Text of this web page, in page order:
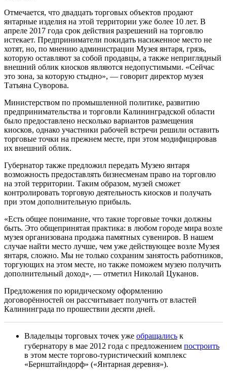
Отмечается, что двадцать торговых объектов продают
янтарные изделия на этой территории уже более 10 лет. В
апреле 2017 года срок действия разрешений на торговлю
истекает. Предприниматели покидать насиженное место не
хотят, но, по мнению администрации Музея янтаря, грязь,
которую оставляют за собой продавцы, а также неприглядный
внешний облик киосков являются недопустимыми. «Сейчас
это зона, за которую стыдно», — говорит директор музея
Татьяна Суворова.
Министерством по промышленной политике, развитию
предпринимательства и торговли Калининградской области
было предоставлено несколько вариантов размещения
киосков, однако участники рабочей встречи решили оставить
торговые точки на прежнем месте, при этом модифицировав
их внешний облик.
Губернатор также предложил передать Музею янтаря
возможность предоставлять бизнесменам право на торговлю
на этой территории. Таким образом, музей сможет
контролировать торговую деятельность киосков и получать
при этом дополнительную прибыль.
«Есть общее понимание, что такие торговые точки должны
быть. Это общепринятая практика: в любом городе мира возле
музея организована продажа памятных сувениров. В нашем
случае найти место лучше, чем уже действующее возле Музея
янтаря, сложно. Мы не только сохраним занятость работников,
торгующих на этом месте, но также поможем музею получить
дополнительный доход», — отметил Николай Цуканов.
Предложения по юридическому оформлению
договорённостей он рассчитывает получить от властей
Калининграда по прошествии десяти дней.
Владельцы торговых точек уже обращались к
губернатору в мае 2012 года с предложением построить
в этом месте торгово-туристический комплекс
«Бернштайндорф» («Янтарная деревня»).